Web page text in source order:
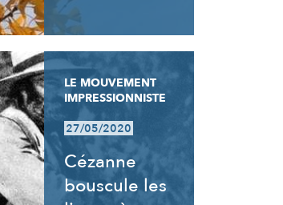
LE MOUVEMENT
IMPRESSIONNISTE
27/05/2020
Cézanne
bouscule les